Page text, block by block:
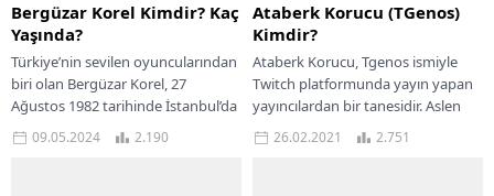
Bergüzar Korel Kimdir? Kaç
Yaşında?
Türkiye’nin sevilen oyuncularından
biri olan Bergüzar Korel, 27
Ağustos 1982 tarihinde İstanbul’da
dünyaya geldi. Korel, babası Tanju
Korel ve annesi...
09.05.2024 2.190
Ataberk Korucu (TGenos)
Kimdir?
Ataberk Korucu, Tgenos ismiyle
Twitch platformunda yayın yapan
yayıncılardan bir tanesidir. Aslen
Adanalı olan Ataberk Korucu,
Muğla Marmaris’te doğmuştur.
26.02.2021 2.751